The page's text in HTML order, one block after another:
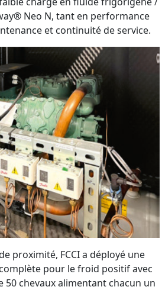
Neo N, tant en performance
et continuité de service.
proximité, FCCI a déployé une
pour le froid positif avec
50 chevaux alimentant chacun un